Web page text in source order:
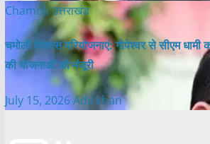
Chamoliउत्तराखंड
चमोली विकास परियोजनाएं: गोपेश्वर से सीएम
की योजनाओं को मंजूरी
July 15, 2026Adil khan